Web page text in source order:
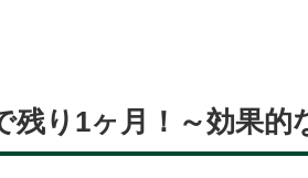
残り1ヶ月！～効果